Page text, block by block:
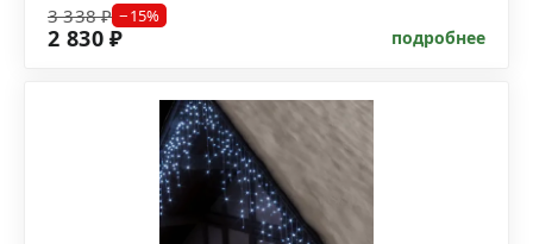
3 338 ₽ −15%
2 830 ₽ подробнее